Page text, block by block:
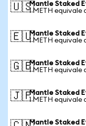
🇺🇸Mantle Staked
1 METH equivale
🇪🇺Mantle Staked
1 METH equivale
🇬🇧Mantle Staked
1 METH equivale
🇯🇵Mantle Staked
1 METH equivale
Mantle Staked